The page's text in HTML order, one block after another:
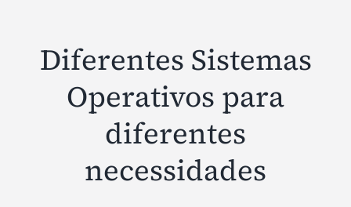
Diferentes Sistemas
Operativos para
diferentes
necessidades